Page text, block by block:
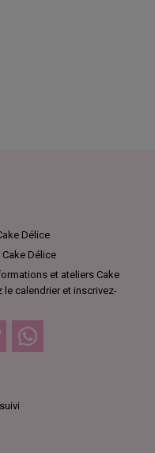
Délice
Délice
et ateliers Cake
le calendrier et inscrivez-
TikTok